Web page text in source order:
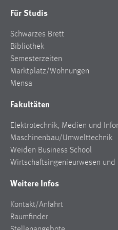
Für Studis
Schwarzes Brett
Bibliothek
Semesterzeiten
Marktplatz/Wohnungen
Mensa
Fakultäten
Elektrotechnik, Medien und
Maschinenbau/Umwelttechnik
Weiden Business School
Wirtschaftsingenieurwesen und
Weitere Infos
Kontakt/Anfahrt
Raumfinder
1 Jahr
Performance
Name:
staticfilecache
Für performante
Sprachpräferenz
Name:
Das Cookie speichert die
Cookie Laufzeit: